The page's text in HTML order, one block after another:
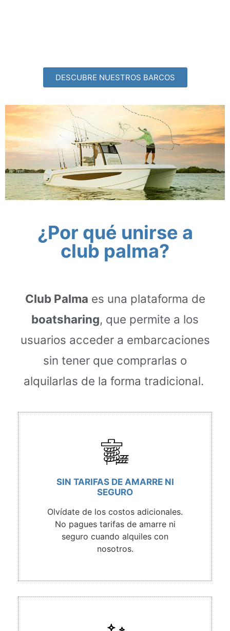
DESCUBRE NUESTROS BARCOS
¿Por qué unirse a
club palma?
Club Palma es una plataforma de
boatsharing, que permite a los
usuarios acceder a embarcaciones
sin tener que comprarlas o
alquilarlas de la forma tradicional.
SIN TARIFAS DE AMARRE NI
SEGURO
Olvídate de los costos adicionales.
No pagues tarifas de amarre ni
seguro cuando alquiles con
nosotros.